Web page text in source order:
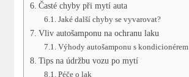
Časté chyby při mytí auta
Jaké další chyby se vyvarovat?
Vliv autošamponu na ochranu laku
Výhody autošamponu s kondicionérem
Tips na údržbu vozu po mytí
Péče o lak